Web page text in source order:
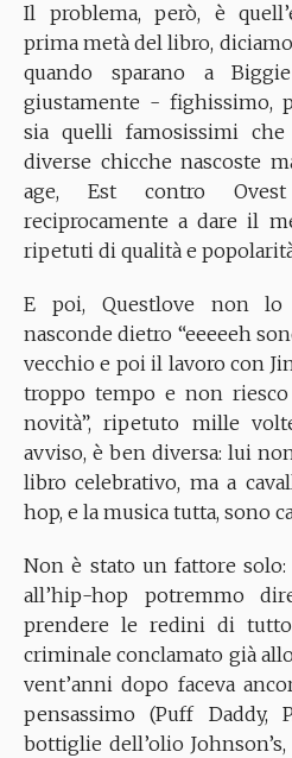
Il problema, però, è
prima metà del libro,
quando sparano a
giustamente - fighissimo,
sia quelli famosissimi
diverse chicche nascoste
age, Est contro
reciprocamente a dare il
ripetuti di qualità e
E poi, Questlove non lo
nasconde dietro “eeeeeh
vecchio e poi il lavoro con
troppo tempo e non
novità”, ripetuto mille
avviso, è ben diversa: lui
libro celebrativo, ma a
hop, e la musica tutta, sono
Non è stato un fattore solo:
all’hip-hop potremmo
prendere le redini di
criminale conclamato già
vent’anni dopo faceva
pensassimo (Puff
bottiglie dell’olio